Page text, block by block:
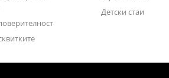
Детски стаи